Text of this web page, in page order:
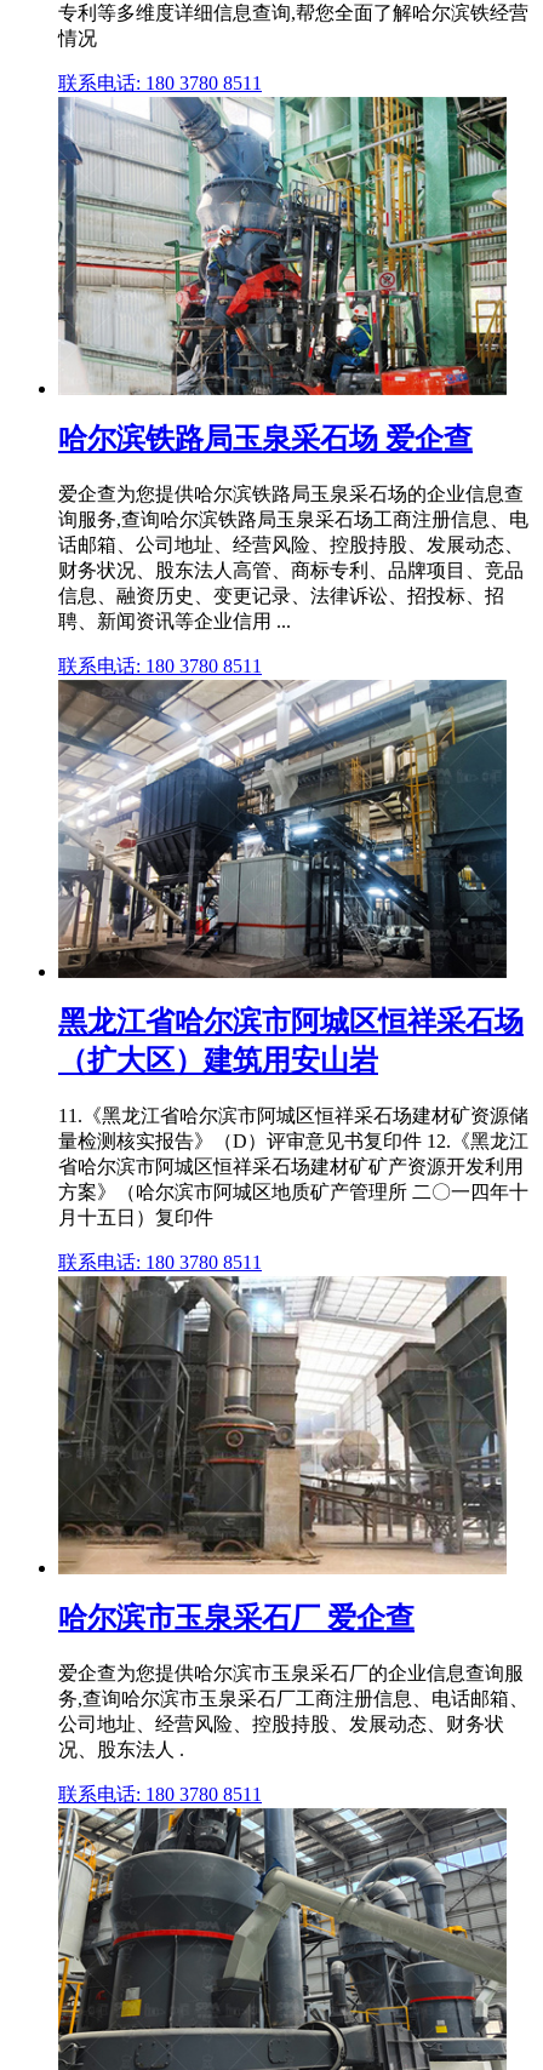
专利等多维度详细信息查询,帮您全面了解哈尔滨铁经营
情况
联系电话: 180 3780 8511
哈尔滨铁路局玉泉采石场 爱企查
爱企查为您提供哈尔滨铁路局玉泉采石场的企业信息查
询服务,查询哈尔滨铁路局玉泉采石场工商注册信息、电
话邮箱、公司地址、经营风险、控股持股、发展动态、
财务状况、股东法人高管、商标专利、品牌项目、竞品
信息、融资历史、变更记录、法律诉讼、招投标、招
聘、新闻资讯等企业信用 ...
联系电话: 180 3780 8511
黑龙江省哈尔滨市阿城区恒祥采石场
（扩大区）建筑用安山岩
11.《黑龙江省哈尔滨市阿城区恒祥采石场建材矿资源储
量检测核实报告》（D）评审意见书复印件 12.《黑龙江
省哈尔滨市阿城区恒祥采石场建材矿矿产资源开发利用
方案》（哈尔滨市阿城区地质矿产管理所 二〇一四年十
月十五日）复印件
联系电话: 180 3780 8511
哈尔滨市玉泉采石厂 爱企查
爱企查为您提供哈尔滨市玉泉采石厂的企业信息查询服
务,查询哈尔滨市玉泉采石厂工商注册信息、电话邮箱、
公司地址、经营风险、控股持股、发展动态、财务状
况、股东法人 .
联系电话: 180 3780 8511